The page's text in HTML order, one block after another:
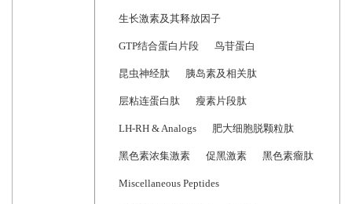
生长激素及其释放因子
GTP结合蛋白片段 鸟苷蛋白
昆虫神经肽 胰岛素及相关肽
层粘连蛋白肽 瘦素片段肽
LH-RH & Analogs 肥大细胞脱颗粒肽
黑色素浓集激素 促黑激素 黑色素瘤肽
Miscellaneous Peptides